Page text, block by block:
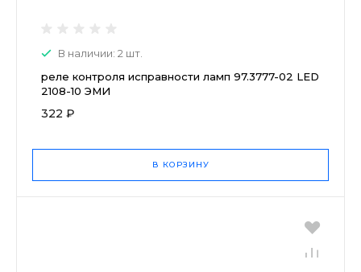
В наличии: 2 шт.
реле контроля исправности ламп 97.3777-02 LED
2108-10 ЭМИ
322 ₽
В КОРЗИНУ